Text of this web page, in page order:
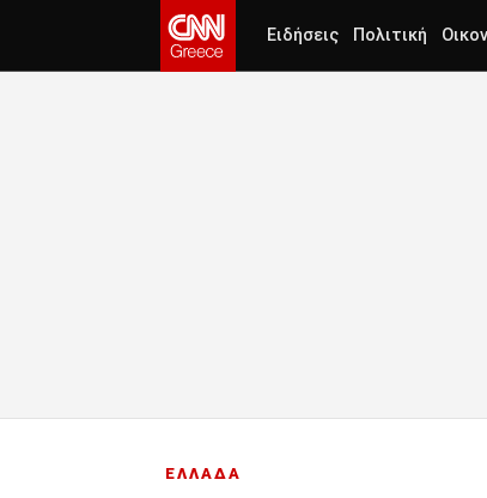
Ειδήσεις Πολιτική
ΕΛΛΑΔΑ